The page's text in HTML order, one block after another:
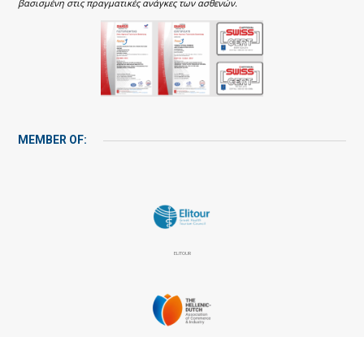
βασισμένη στις πραγματικές ανάγκες των ασθενών.
MEMBER OF:
ELITOUR